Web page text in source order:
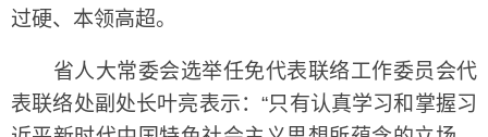
过硬、本领高超。
省人大常委会选举任免代表联络工作委员会代
表联络处副处长叶亮表示：“只有认真学习和掌握习